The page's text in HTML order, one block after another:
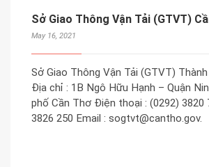
Sở Giao Thông Vận Tải (GTVT)
May 16, 2021
Sở Giao Thông Vận Tải (GTVT)
Địa chỉ : 1B Ngô Hữu Hạnh – Quận
phố Cần Thơ Điện thoại : (0292) 3820
3826 250 Email : sogtvt@cantho.gov.